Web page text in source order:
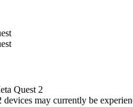
Quest 2
devices may currently be